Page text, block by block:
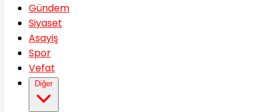
Gündem
Siyaset
Asayiş
Spor
Vefat
Diğer